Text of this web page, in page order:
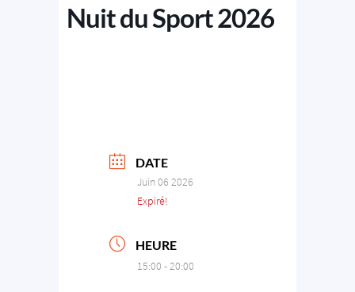
Nuit du Sport 2026
DATE
Juin 06 2026
Expiré!
HEURE
15:00 - 20:00